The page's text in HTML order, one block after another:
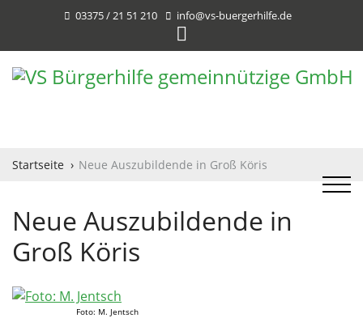
03375 / 21 51 210 info@vs-buergerhilfe.de
Startseite Neue Auszubildende in Groß Köris
Neue Auszubildende in
Groß Köris
Foto: M. Jentsch